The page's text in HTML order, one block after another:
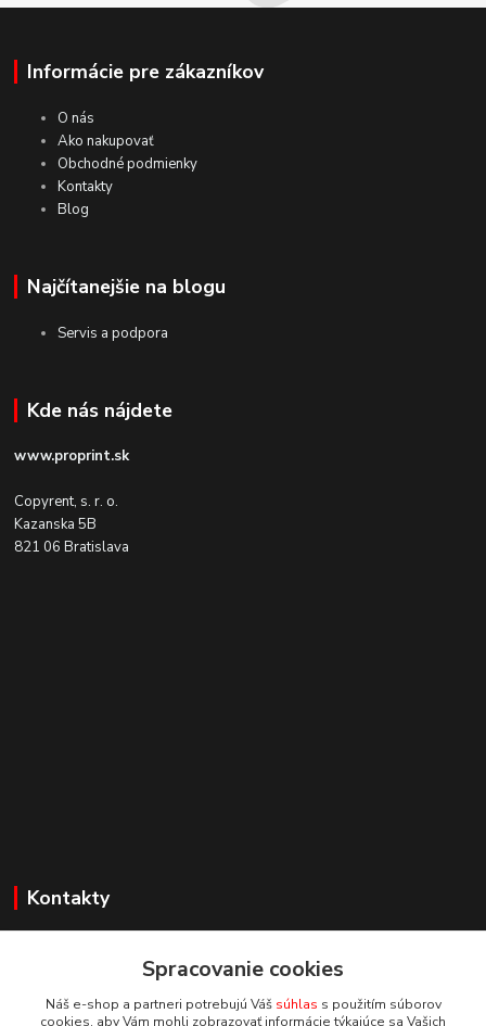
Informácie pre zákazníkov
O nás
Ako nakupovať
Obchodné podmienky
Kontakty
Blog
Najčítanejšie na blogu
Servis a podpora
Kde nás nájdete
www.proprint.sk
Copyrent, s. r. o.
Kazanska 5B
821 06 Bratislava
Kontakty
+421 918 177611
Spracovanie cookies
Náš e-shop a partneri potrebujú Váš súhlas s použitím súborov
cookies, aby Vám mohli zobrazovať informácie týkajúce sa Vašich